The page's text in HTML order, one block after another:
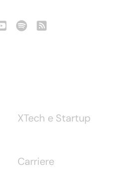
XTech e Startup
Carriere